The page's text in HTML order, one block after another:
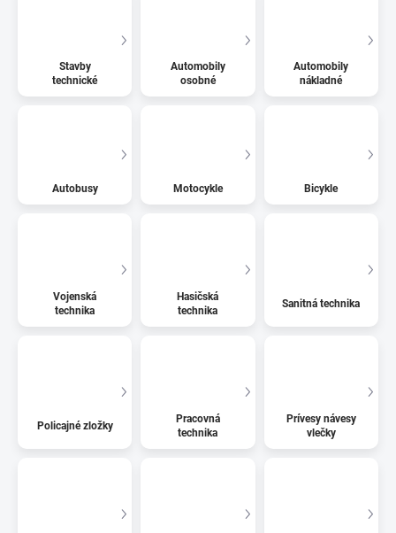
Stavby
technické
Automobily
osobné
Automobily
nákladné
Autobusy Motocykle Bicykle
Vojenská
technika
Hasičská
technika
Sanitná technika
Policajné zložky
Pracovná
technika
Prívesy návesy
vlečky